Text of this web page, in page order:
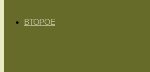
ВТОРОЕ